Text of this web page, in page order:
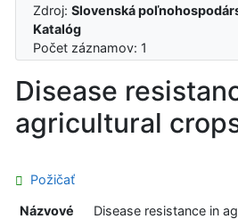
Zdroj:Slovenská
Katalóg
Počet záznamov: 1
Disease
agricultural
Požičať
Názvové
Disease resistance in